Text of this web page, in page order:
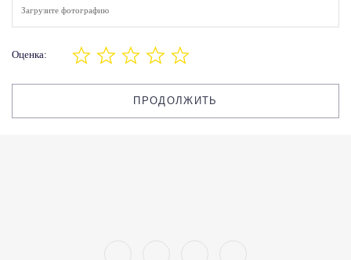
Загрузите фотографию
Оценка:
ПРОДОЛЖИТЬ